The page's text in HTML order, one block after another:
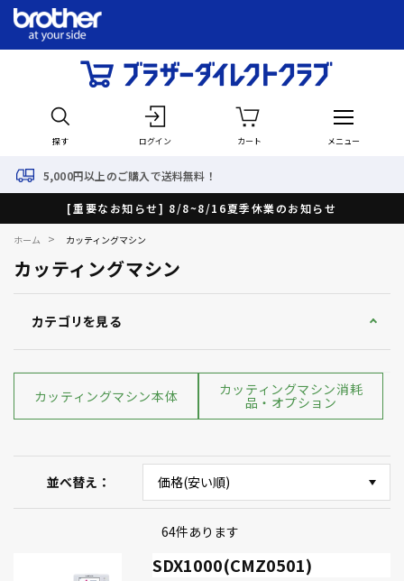
探す ログイン カート メニュー
無料！
[重要なお知らせ] 8/8~8/16夏季休業のお知らせ
ホーム > カッティングマシン
カッティングマシン
カテゴリを見る
カッティングマシン本体 カッティングマシン消耗
品・オプション
並べ替え
64件あります
SDX1000(CMZ0501)